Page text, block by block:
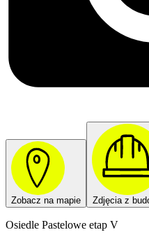
Zobacz na mapie Zdjęcia z
Osiedle Pastelowe etap V